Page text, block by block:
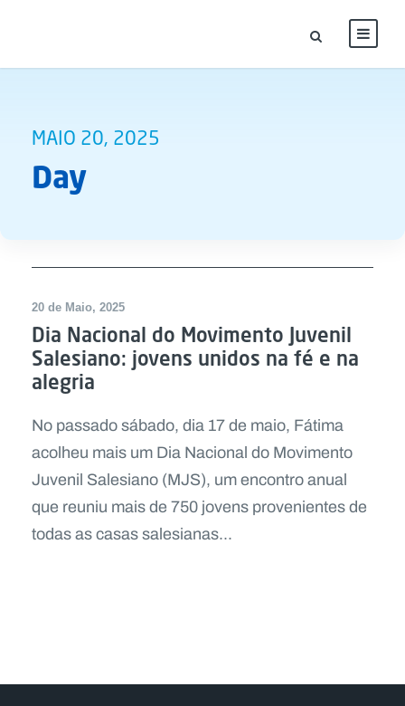
MAIO 20, 2025
Day
20 de Maio, 2025
Dia Nacional do Movimento Juvenil
Salesiano: jovens unidos na fé e na
alegria
No passado sábado, dia 17 de maio, Fátima
acolheu mais um Dia Nacional do Movimento
Juvenil Salesiano (MJS), um encontro anual
que reuniu mais de 750 jovens provenientes de
todas as casas salesianas...